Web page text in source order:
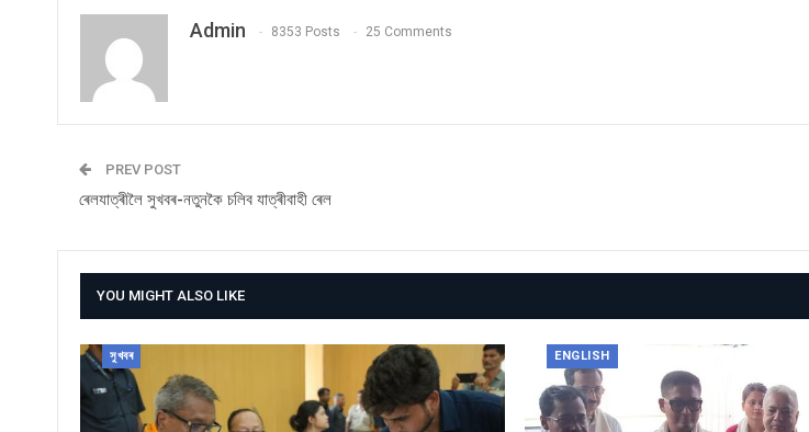
Admin 8353 Posts 25 Comments
PREV POST
ৰেলযাত্ৰীলৈ সুখবৰ-নতুনকৈ চলিব যাত্ৰীবাহী ৰেল
YOU MIGHT ALSO LIKE
সুখবৰ ENGLISH